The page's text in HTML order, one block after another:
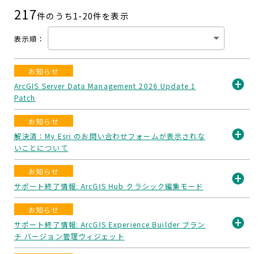
217件のうち1-20件を表示
表示順 ：
お知らせ
ArcGIS Server Data Management 2026 Update 1
Patch
お知らせ
解決済：My Esri のお問い合わせフォームが表示されな
いことについて
お知らせ
サポート終了情報: ArcGIS Hub クラシック編集モード
お知らせ
サポート終了情報: ArcGIS Experience Builder ブラン
チ バージョン管理ウィジェット